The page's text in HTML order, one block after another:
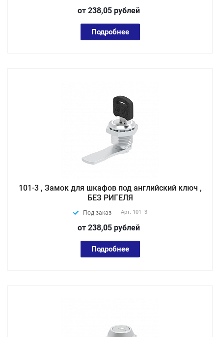
от 238,05 рублей
Подробнее
101-3 , Замок для шкафов под английский ключ ,
БЕЗ РИГЕЛЯ
Под заказ Арт. 101 -3
от 238,05 рублей
Подробнее